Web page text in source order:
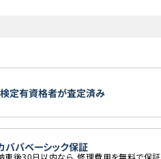
定有資格者が査定済み
ババベーシック保証
車後30日以内なら、修理費用を無料で保証